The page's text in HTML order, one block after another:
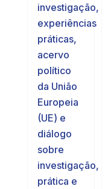
investigação,
experiências
práticas,
acervo
político
da União
Europeia
(UE) e
diálogo
sobre
investigação,
prática e